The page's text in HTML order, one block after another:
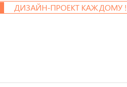
ДИЗАЙН-ПРОЕКТ КАЖДОМУ !